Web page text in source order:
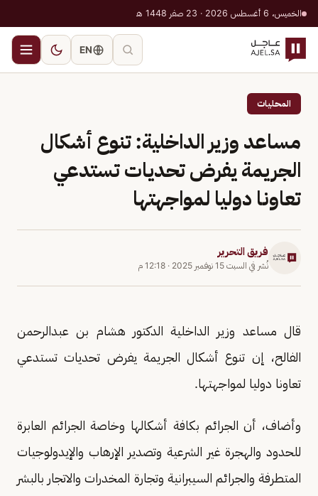
الخميس، 6 أغسطس 2026 · 23 صفر 1448 هـ
EN
المحليات
مساعد وزير الداخلية: تنوع أشكال
الجريمة يفرض تحديات تستدعي
تعاونا دوليا لمواجهتها
فريق التحرير
نُشر في السبت 15 نوفمبر 2025 · 12:18 م
قال مساعد وزير الداخلية الدكتور هشام بن عبدالرحمن
الفالح، إن تنوع أشكال الجريمة يفرض تحديات تستدعي
تعاونا دوليا لمواجهتها.
وأضاف، أن الجرائم بكافة أشكالها وخاصة الجرائم العابرة
للحدود والهجرة غير الشرعية وتصدير الإرهاب والإيدولوجيات
المتطرفة والجرائم السيبرانية وتجارة المخدرات والاتجار بالبشر